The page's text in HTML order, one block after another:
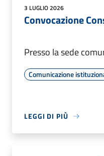
3 LUGLIO 2026
Convocazione
Presso la sede
Comunicazione
LEGGI DI PIÙ